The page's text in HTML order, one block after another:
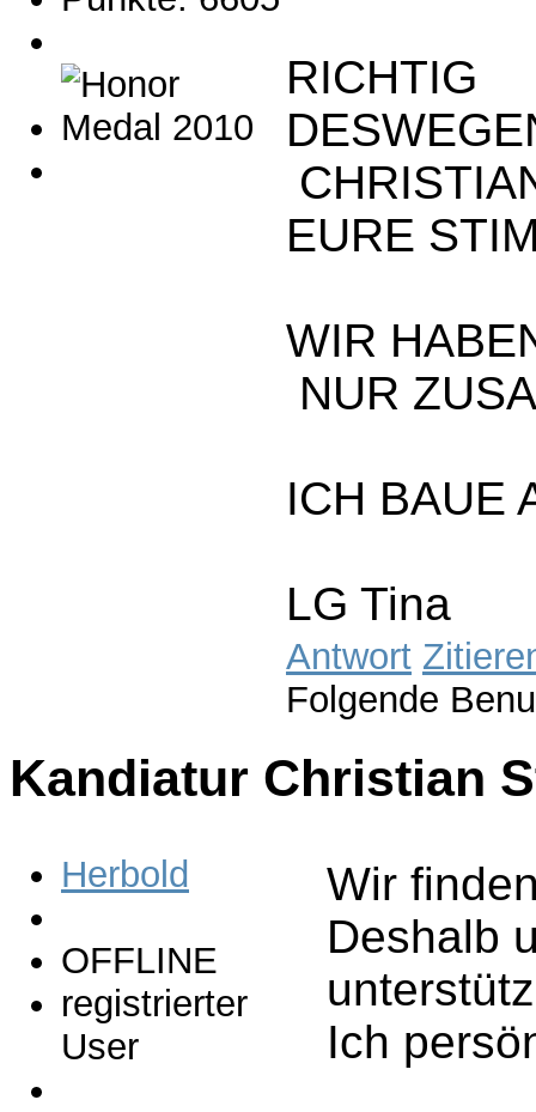
RICHTIG
EURE
WIR
NUR
ICH BAUE
LG Tina
Antwort
Folgende
Kandiatur Christian
Herbold
OFFLINE
registrierter
User
Wir
Deshalb
Ich